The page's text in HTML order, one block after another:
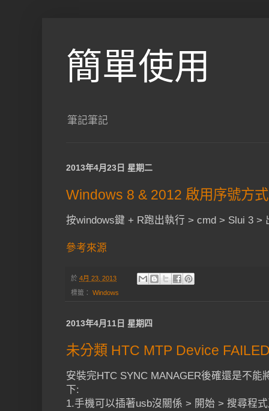
簡單使用
筆記筆記
2013年4月23日 星期二
Windows 8 & 2012 啟用序號方式
按windows鍵 + R跑出執行 > cmd > Slui 3 >
參考來源
於 4月 23, 2013
標籤： Windows
2013年4月11日 星期四
未分類 HTC MTP Device
安裝完HTC SYNC MANAGER後確還是不能
下:
1.手機可以插著usb沒關係 > 開始 > 搜尋程